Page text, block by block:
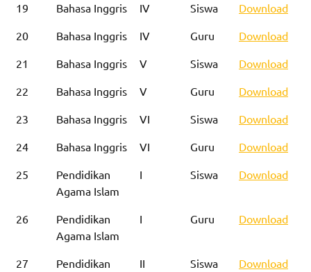
19
Bahasa Inggris IV Siswa
Download
20
Bahasa Inggris IV Guru
Download
21
Bahasa Inggris V Siswa
Download
22
Bahasa Inggris V Guru
Download
23
Bahasa Inggris VI Siswa
Download
24
Bahasa Inggris VI Guru
Download
25
Pendidikan
Agama Islam
I Siswa Download
26
Pendidikan
Agama Islam
I Guru Download
27
Pendidikan
II Siswa Download